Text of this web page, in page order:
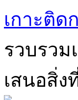
เกาะติ
รวบรว
เสนอสิ่